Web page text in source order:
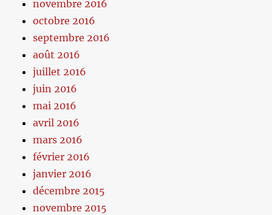
novembre 2016
octobre 2016
septembre 2016
août 2016
juillet 2016
juin 2016
mai 2016
avril 2016
mars 2016
février 2016
janvier 2016
décembre 2015
novembre 2015